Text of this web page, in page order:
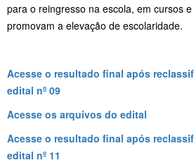
para o reingresso na escola, em cursos
promovam a elevação de escolaridade.
Acesse o resultado final após
edital nº 09
Acesse os arquivos do edital
Acesse o resultado final após
edital nº 11